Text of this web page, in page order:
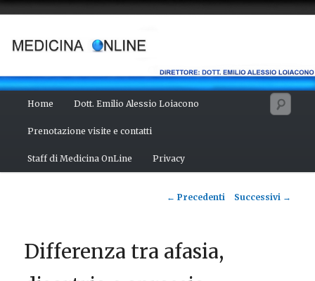
contenuto
principale
Home Dott. Emilio Alessio Loiacono
Prenotazione visite e contatti
Staff di Medicina OnLine Privacy
Navigazione
← Precedenti Successivi →
Differenza tra afasia,